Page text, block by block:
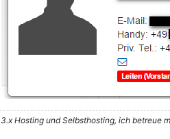
3.x Hosting und Selbsthosting, ich betreue